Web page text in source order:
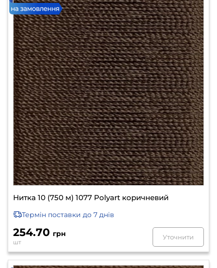
Нитка 10 (750 м) 1077 Polyart коричневий
Термін поставки до 7 днів
254.70 грн
шт
Уточнити